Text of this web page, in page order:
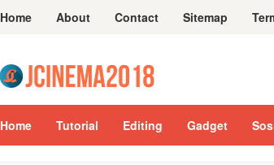
Home About Contact Sitemap
Home Tutorial Editing Gadget